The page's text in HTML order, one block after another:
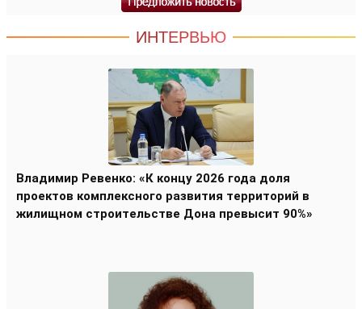
ИНТЕРВЬЮ
Владимир Ревенко: «К концу 2026 года доля
проектов комплексного развития территорий в
жилищном строительстве Дона превысит 90%»